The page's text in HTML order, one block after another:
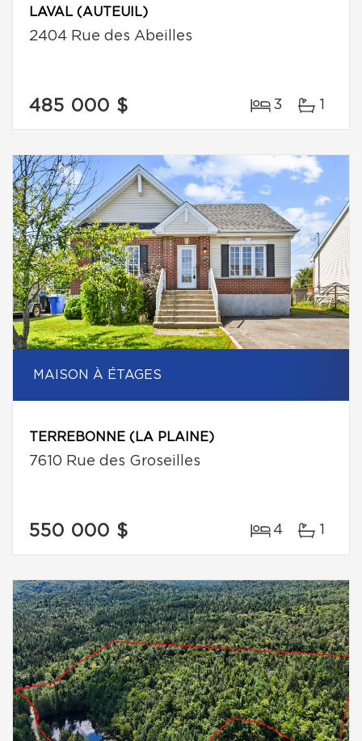
LAVAL (AUTEUIL)
2404 Rue des Abeilles
485 000 $ 3 1
MAISON À ÉTAGES
TERREBONNE (LA PLAINE)
7610 Rue des Groseilles
550 000 $ 4 1